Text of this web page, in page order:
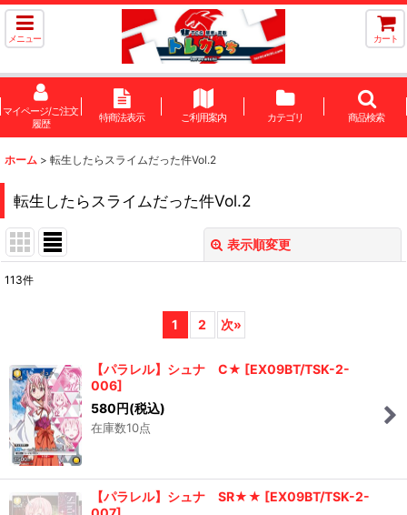
メニュー カート
マイページ/ご注文
履歴
特商法表示 ご利用案内 カテゴリ 商品検索
ホーム > 転生したらスライムだった件Vol.2
転生したらスライムだった件Vol.2
表示順変更
在庫あり
並び順:
絞り込む
113件
1 2 次»
【パラレル】シュナ C★ [EX09BT/TSK-2-
006]
580円(税込)
在庫数10点
【パラレル】シュナ SR★★ [EX09BT/TSK-2-